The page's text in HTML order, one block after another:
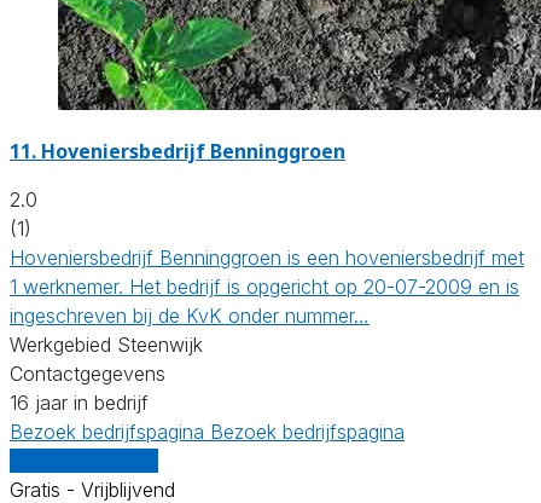
11. Hoveniersbedrijf Benninggroen
2.0
(1)
Hoveniersbedrijf Benninggroen is een hoveniersbedrijf met
1 werknemer. Het bedrijf is opgericht op 20-07-2009 en is
ingeschreven bij de KvK onder nummer…
Werkgebied Steenwijk
Contactgegevens
16 jaar in bedrijf
Bezoek bedrijfspagina Bezoek bedrijfspagina
Gratis - Vrijblijvend